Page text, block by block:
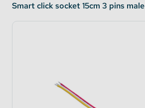
Smart click socket 15cm 3 pins male